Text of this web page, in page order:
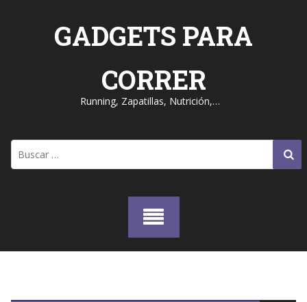
GADGETS PARA
CORRER
Running, Zapatillas, Nutrición,…